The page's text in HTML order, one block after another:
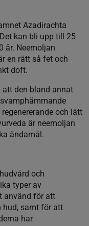
Azadirachta
kan bli upp till 25
år. Neemoljan
en rätt så fet och
doft.
att den bland annat
och lätt
är neemoljan
ändamål.
och
typer av
använd för att
hud, samt för att
har